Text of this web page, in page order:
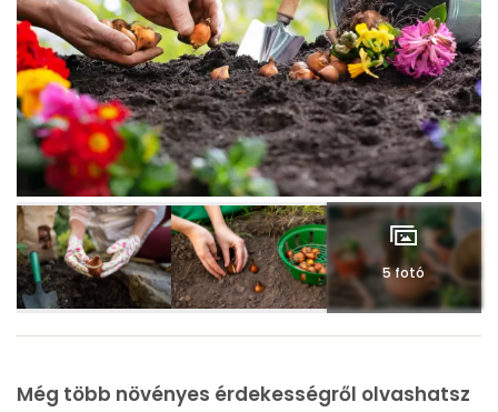
5 fotó
Még több növényes érdekességről olvashatsz